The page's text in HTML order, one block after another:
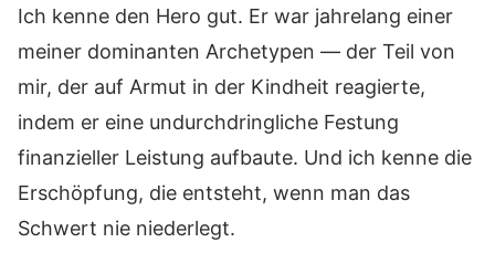
Ich kenne den Hero gut. Er war jahrelang einer
meiner dominanten Archetypen — der Teil von
mir, der auf Armut in der Kindheit reagierte,
indem er eine undurchdringliche Festung
finanzieller Leistung aufbaute. Und ich kenne die
Erschöpfung, die entsteht, wenn man das
Schwert nie niederlegt.